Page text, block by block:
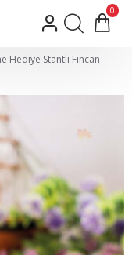
0
Hediye Stantlı Fincan